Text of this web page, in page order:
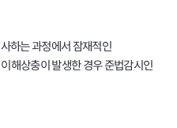
하는 과정에서 잠재적인
해상충이 발생한 경우 준법감시인